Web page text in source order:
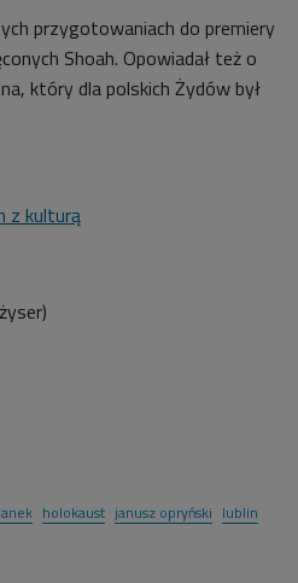
przygotowaniach do premiery
Shoah. Opowiadał też o
który dla polskich Żydów był
z kulturą
holokaust janusz opryński lublin